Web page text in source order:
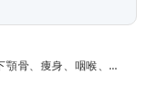
、痩身、咽喉、亀手、眉根